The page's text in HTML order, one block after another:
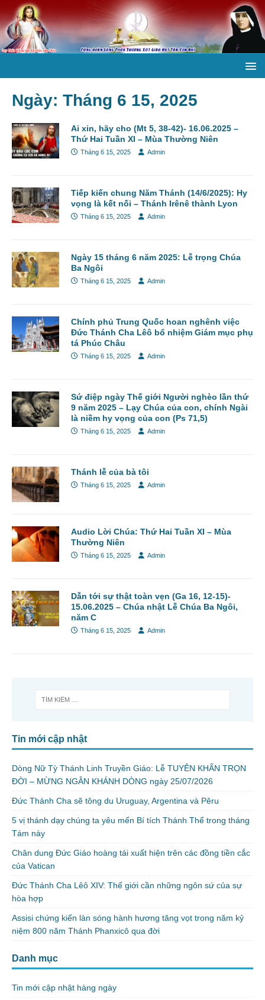
Ngày: Tháng 6 15, 2025
Ai xin, hãy cho (Mt 5, 38-42)- 16.06.2025 –
Thứ Hai Tuần XI – Mùa Thường Niên
Tháng 6 15, 2025 Admin
Tiếp kiến chung Năm Thánh (14/6/2025): Hy
vọng là kết nối – Thánh Irênê thành Lyon
Tháng 6 15, 2025 Admin
Ngày 15 tháng 6 năm 2025: Lễ trọng Chúa
Ba Ngôi
Tháng 6 15, 2025 Admin
Chính phủ Trung Quốc hoan nghênh việc
Đức Thánh Cha Lêô bổ nhiệm Giám mục phụ
tá Phúc Châu
Tháng 6 15, 2025 Admin
Sứ điệp ngày Thế giới Người nghèo lần thứ
9 năm 2025 – Lạy Chúa của con, chính Ngài
là niềm hy vọng của con (Ps 71,5)
Tháng 6 15, 2025 Admin
Thánh lễ của bà tôi
Tháng 6 15, 2025 Admin
Audio Lời Chúa: Thứ Hai Tuần XI – Mùa
Thường Niên
Tháng 6 15, 2025 Admin
Dẫn tới sự thật toàn vẹn (Ga 16, 12-15)-
15.06.2025 – Chúa nhật Lễ Chúa Ba Ngôi,
năm C
Tháng 6 15, 2025 Admin
Tin mới cập nhật
Dòng Nữ Tỳ Thánh Linh Truyền Giáo: Lễ TUYÊN KHẤN TRỌN
ĐỜI – MỪNG NGÂN KHÁNH DÒNG ngày 25/07/2026
Đức Thánh Cha sẽ tông du Uruguay, Argentina và Pêru
5 vị thánh dạy chúng ta yêu mến Bí tích Thánh Thể trong tháng
Tám này
Chân dung Đức Giáo hoàng tái xuất hiện trên các đồng tiền cắc
của Vatican
Đức Thánh Cha Lêô XIV: Thế giới cần những ngôn sứ của sự
hòa hợp
Assisi chứng kiến làn sóng hành hương tăng vọt trong năm kỷ
niệm 800 năm Thánh Phanxicô qua đời
Danh mục
Tin mới cập nhật hàng ngày